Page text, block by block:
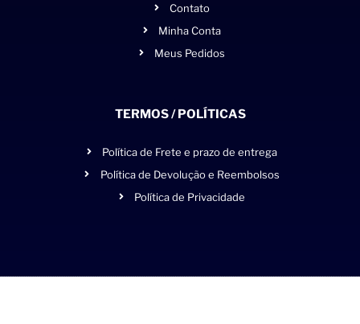
Contato
Minha Conta
Meus Pedidos
TERMOS / POLÍTICAS
Política de Frete e prazo de entrega
Política de Devolução e Reembolsos
Política de Privacidade